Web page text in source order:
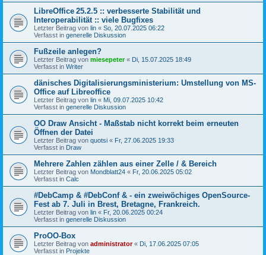
LibreOffice 25.2.5 :: verbesserte Stabilität und
Interoperabilität :: viele Bugfixes
Letzter Beitrag von lin « So, 20.07.2025 06:22
Verfasst in generelle Diskussion
Fußzeile anlegen?
Letzter Beitrag von miesepeter« Di, 15.07.2025 18:49
Verfasst in Writer
dänisches Digitalisierungsministerium: Umstellung von MS-
Office auf Libreoffice
Letzter Beitrag von lin « Mi, 09.07.2025 10:42
Verfasst in generelle Diskussion
OO Draw Ansicht - Maßstab nicht korrekt beim erneuten
Öffnen der Datei
Letzter Beitrag von quotsi « Fr, 27.06.2025 19:33
Verfasst in Draw
Mehrere Zahlen zählen aus einer Zelle / & Bereich
Letzter Beitrag von Mondblatt24 « Fr, 20.06.2025 05:02
Verfasst in Calc
#DebCamp & #DebConf & - ein zweiwöchiges OpenSource-
Fest ab 7. Juli in Brest, Bretagne, Frankreich.
Letzter Beitrag von lin « Fr, 20.06.2025 00:24
Verfasst in generelle Diskussion
ProOO-Box
Letzter Beitrag von administrator« Di, 17.06.2025 07:05
Verfasst in Projekte